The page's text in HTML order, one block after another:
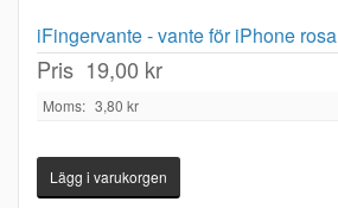
iFingervante - vante för iPhone rosa
Pris 19,00 kr
Moms: 3,80 kr